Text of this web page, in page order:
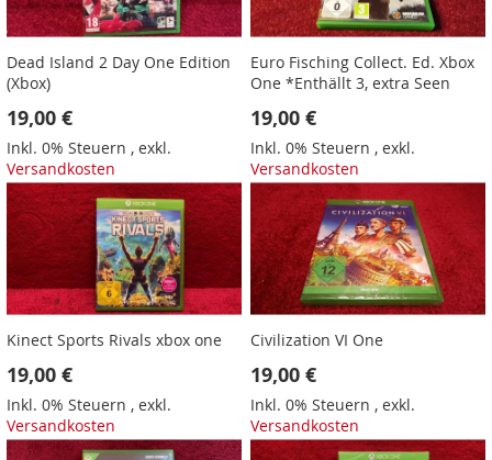
Dead Island 2 Day One Edition
(Xbox)
19,00 €
Inkl. 0% Steuern , exkl.
Versandkosten
Euro Fisching Collect. Ed. Xbox
One *Enthällt 3, extra Seen
19,00 €
Inkl. 0% Steuern ,exkl.
Versandkosten
Kinect Sports Rivals xbox one
19,00 €
Inkl. 0% Steuern , exkl.
Versandkosten
Civilization VI One
19,00 €
Inkl. 0% Steuern ,exkl.
Versandkosten